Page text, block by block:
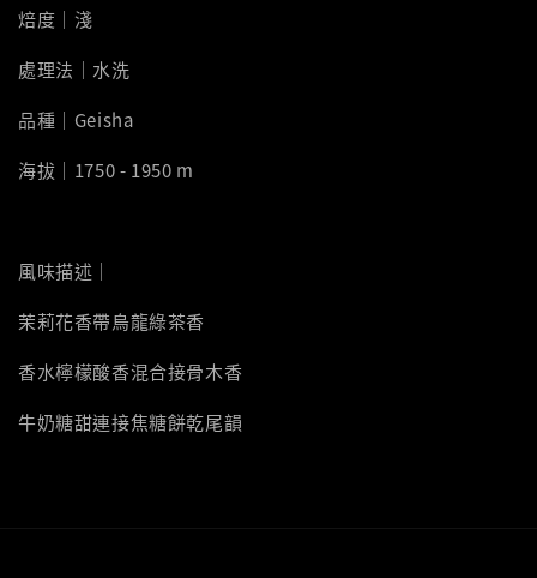
焙度｜淺
處理法｜水洗
品種｜Geisha
海拔｜1750 - 1950 m
風味描述｜
茉莉花香帶烏龍綠茶香
香水檸檬酸香混合接骨木香
牛奶糖甜連接焦糖餅乾尾韻